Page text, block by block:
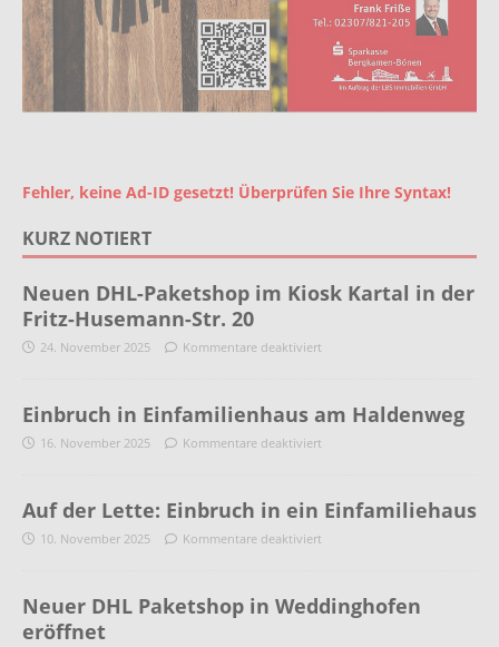
Fehler, keine Ad-ID gesetzt! Überprüfen Sie Ihre Syntax!
KURZ NOTIERT
Neuen DHL-Paketshop im Kiosk Kartal in der
Fritz-Husemann-Str. 20
24. November 2025 Kommentare deaktiviert
Einbruch in Einfamilienhaus am Haldenweg
16. November 2025 Kommentare deaktiviert
Auf der Lette: Einbruch in ein Einfamiliehaus
10. November 2025 Kommentare deaktiviert
Neuer DHL Paketshop in Weddinghofen
eröffnet